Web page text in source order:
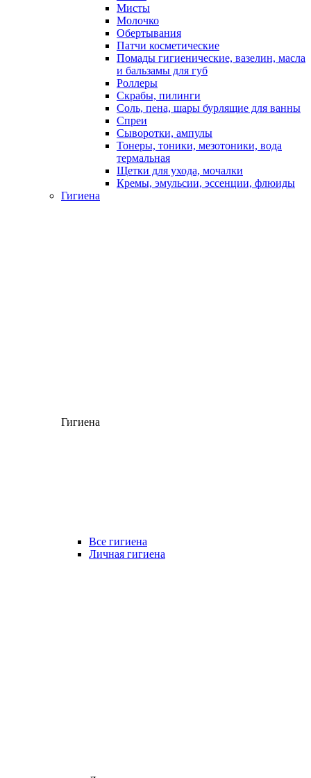
Мисты
Молочко
Обертывания
Патчи косметические
Помады гигиенические, вазелин, масла
и бальзамы для губ
Роллеры
Скрабы, пилинги
Соль, пена, шары бурлящие для ванны
Спреи
Сыворотки, ампулы
Тонеры, тоники, мезотоники, вода
термальная
Щетки для ухода, мочалки
Кремы, эмульсии, эссенции, флюиды
Гигиена
Гигиена
Все гигиена
Личная гигиена